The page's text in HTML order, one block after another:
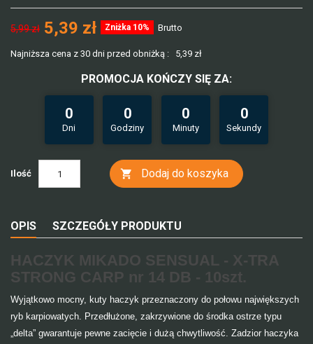
5,99 zł 5,39 zł Zniżka 10% Brutto
Najniższa cena z 30 dni przed obniżką : 5,39 zł
PROMOCJA KOŃCZY SIĘ ZA:
0
Dni
0
Godziny
0
Minuty
0
Sekundy
Ilość  Dodaj do koszyka
OPIS SZCZEGÓŁY PRODUKTU
HACZYK MIKADO SENSUAL - X-TRA
STRONG CARP nr 14 DB - 10szt.
Wyjątkowo mocny, kuty haczyk przeznaczony do połowu największych
ryb karpiowatych. Przedłużone, zakrzywione do środka ostrze typu
„delta” gwarantuje pewne zacięcie i dużą chwytliwość. Zadzior haczyka